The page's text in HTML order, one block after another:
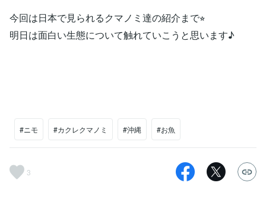
今回は日本で見られるクマノミ達の紹介まで⭐︎
明日は面白い生態について触れていこうと思います♪
#ニモ #カクレクマノミ #沖縄 #お魚
3